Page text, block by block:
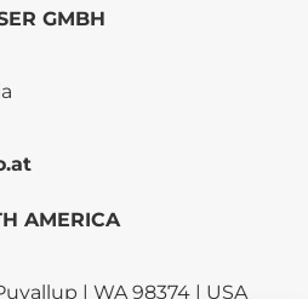
GMBH
AMERICA
| WA 98374 | USA